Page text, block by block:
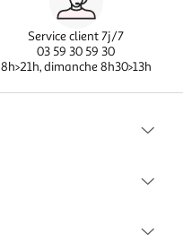
Service client 7j/7
03 59 30 59 30
8h>21h, dimanche 8h30>13h